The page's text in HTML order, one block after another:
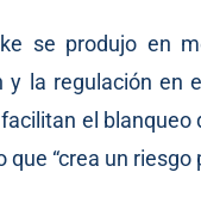
se produjo en
y la regulación en
el
“crea un